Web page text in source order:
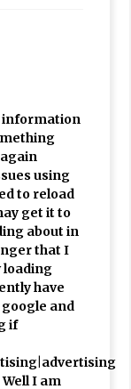
information
using
to reload
get it to
about in
that I
loading
have
and
if
I am